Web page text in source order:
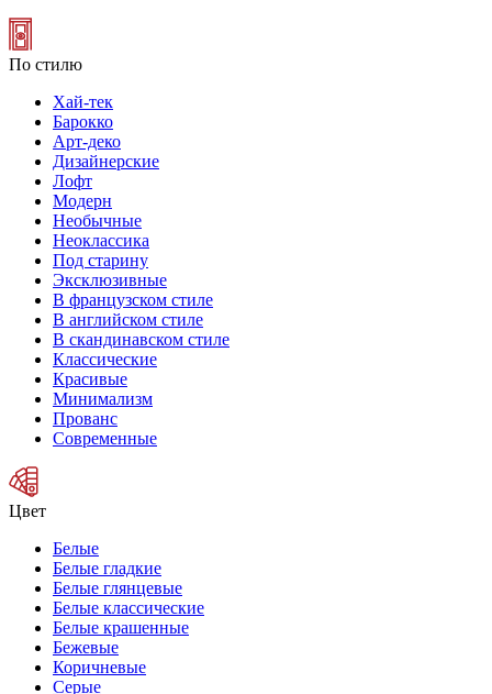
По стилю
Хай-тек
Барокко
Арт-деко
Дизайнерские
Лофт
Модерн
Необычные
Неоклассика
Под старину
Эксклюзивные
В французском стиле
В английском стиле
В скандинавском стиле
Классические
Красивые
Минимализм
Прованс
Современные
Цвет
Белые
Белые гладкие
Белые глянцевые
Белые классические
Белые крашенные
Бежевые
Коричневые
Серые